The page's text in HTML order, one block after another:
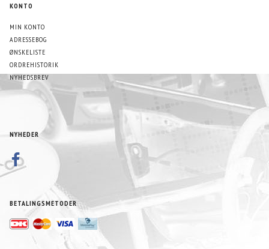
KONTO
MIN KONTO
ADRESSEBOG
ØNSKELISTE
ORDREHISTORIK
NYHEDSBREV
NYHEDER
BETALINGSMETODER